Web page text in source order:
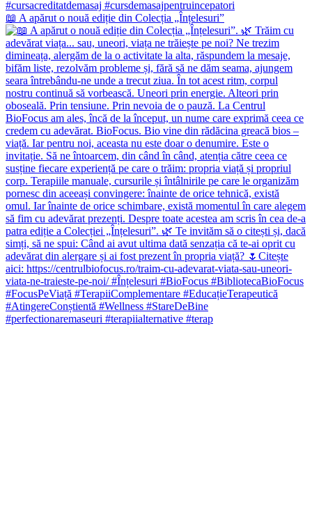
📖 A apărut o nouă ediție din Colecția „Înțelesuri”
#perfectionaremaseuri #terapiialternative #terap